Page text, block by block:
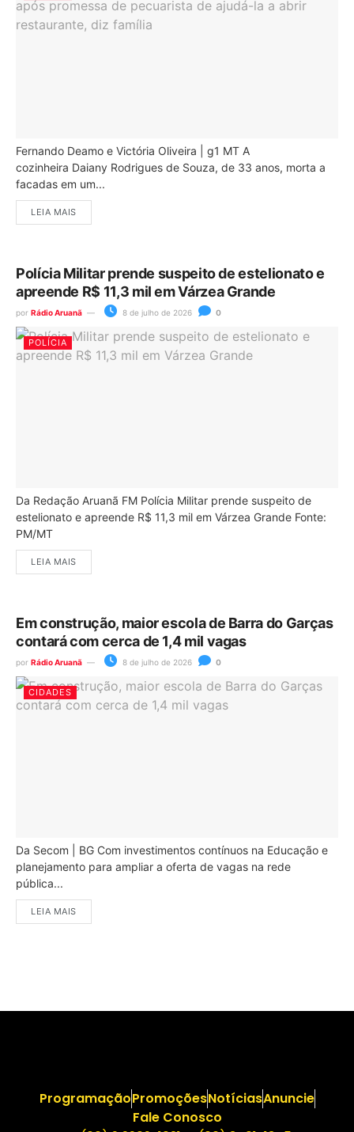
Fernando Deamo e Victória Oliveira | g1 MT A
cozinheira Daiany Rodrigues de Souza, de 33 anos, morta a
facadas em um...
LEIA MAIS
Polícia Militar prende suspeito de estelionato e
apreende R$ 11,3 mil em Várzea Grande
por Rádio Aruanã 8 de julho de 2026 0
POLÍCIA
Da Redação Aruanã FM Polícia Militar prende suspeito de
estelionato e apreende R$ 11,3 mil em Várzea Grande Fonte:
PM/MT
LEIA MAIS
Em construção, maior escola de Barra do Garças
contará com cerca de 1,4 mil vagas
por Rádio Aruanã 8 de julho de 2026 0
CIDADES
Da Secom | BG Com investimentos contínuos na Educação e
planejamento para ampliar a oferta de vagas na rede
pública...
LEIA MAIS
ProgramaçãoPromoçõesNotíciasAnuncie
Fale Conosco